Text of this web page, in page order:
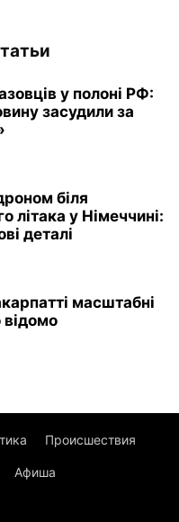
у полоні РФ:
засудили за
біля
літака у Німеччині:
деталі
масштабні
Происшествия
Афиша